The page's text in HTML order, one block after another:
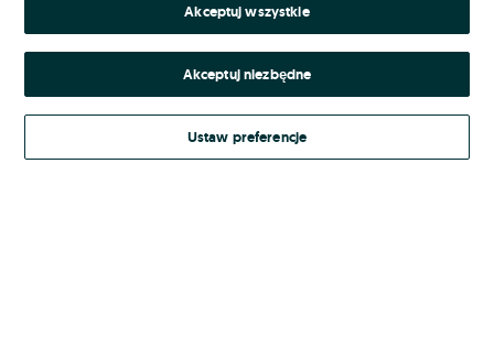
Kontynuując za pośrednictwem jednego z dostawców wskazanych powyżej,
Regulamin serwisu OLX.pl w jego aktualnym brzmieniu.
Akceptuj wszystkie
Akceptuj niezbędne
Ustaw preferencje